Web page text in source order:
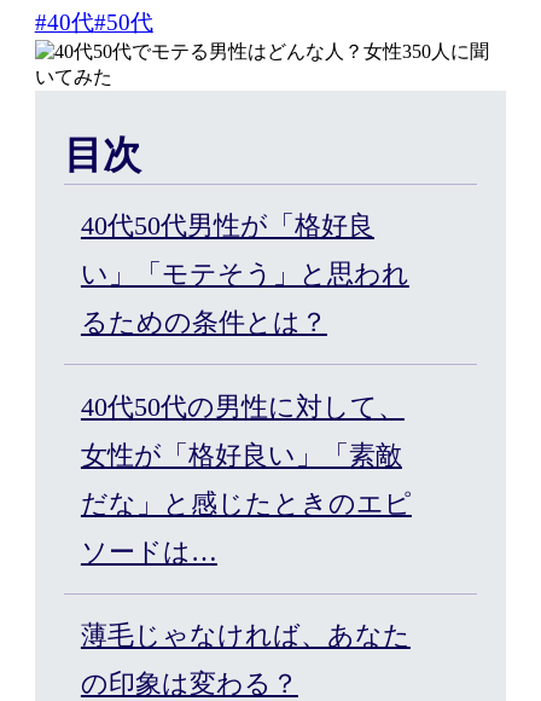
はじめての方へ
製品・サービスから探す
ウィッグ・サービス
カット/ケア/コーティング・サービス
髪の悩みから探す
無料相談・お試し体験
#40代#50代
目次
40代50代男性が「格好良
い」「モテそう」と思われ
るための条件とは？
40代50代の男性に対して、
女性が「格好良い」「素敵
だな」と感じたときのエピ
ソードは…
薄毛じゃなければ、あなた
の印象は変わる？